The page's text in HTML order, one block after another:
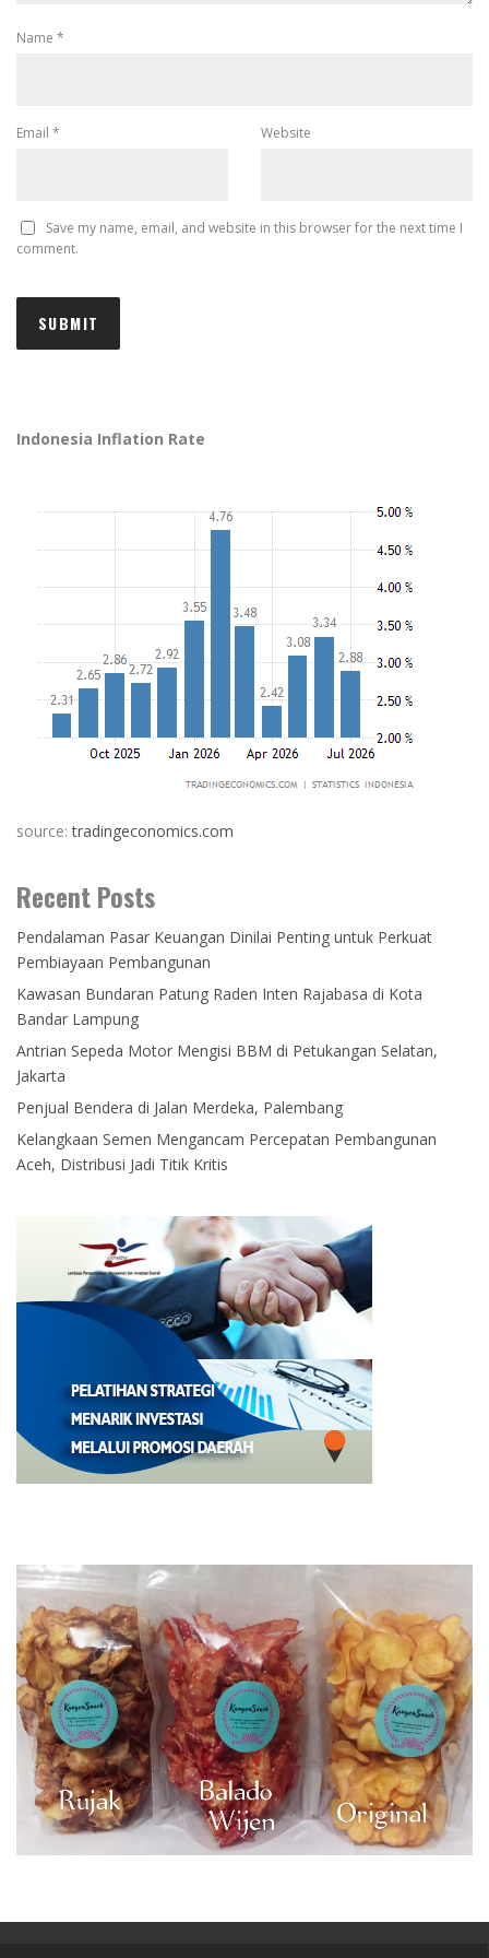
Name *
Email * Website
Save my name, email, and website in this browser for the next time I
comment.
Indonesia Inflation Rate
source:tradingeconomics.com
Recent Posts
Pendalaman Pasar Keuangan Dinilai Penting untuk Perkuat
Pembiayaan Pembangunan
Kawasan Bundaran Patung Raden Inten Rajabasa di Kota
Bandar Lampung
Antrian Sepeda Motor Mengisi BBM di Petukangan Selatan,
Jakarta
Penjual Bendera di Jalan Merdeka, Palembang
Kelangkaan Semen Mengancam Percepatan Pembangunan
Aceh, Distribusi Jadi Titik Kritis